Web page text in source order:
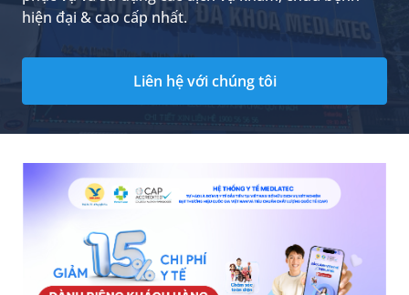
hiện đại & cao cấp nhất.
Liên hệ với chúng tôi